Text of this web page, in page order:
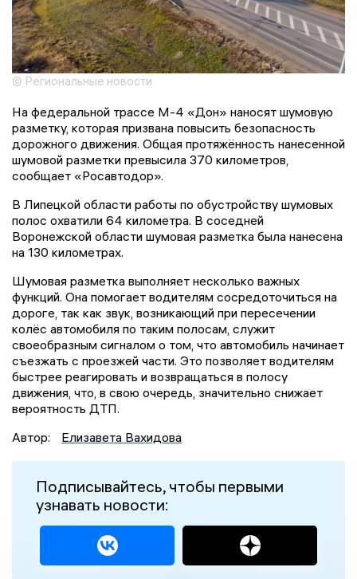
© Региональные новости
На федеральной трассе М-4 «Дон» наносят шумовую
разметку, которая призвана повысить безопасность
дорожного движения. Общая протяжённость нанесенной
шумовой разметки превысила 370 километров,
сообщает «Росавтодор».
В Липецкой области работы по обустройству шумовых
полос охватили 64 километра. В соседней
Воронежской области шумовая разметка была нанесена
на 130 километрах.
Шумовая разметка выполняет несколько важных
функций. Она помогает водителям сосредоточиться на
дороге, так как звук, возникающий при пересечении
колёс автомобиля по таким полосам, служит
своеобразным сигналом о том, что автомобиль начинает
съезжать с проезжей части. Это позволяет водителям
быстрее реагировать и возвращаться в полосу
движения, что, в свою очередь, значительно снижает
вероятность ДТП.
Автор:
Елизавета Вахидова
Подписывайтесь, чтобы первыми
узнавать новости: